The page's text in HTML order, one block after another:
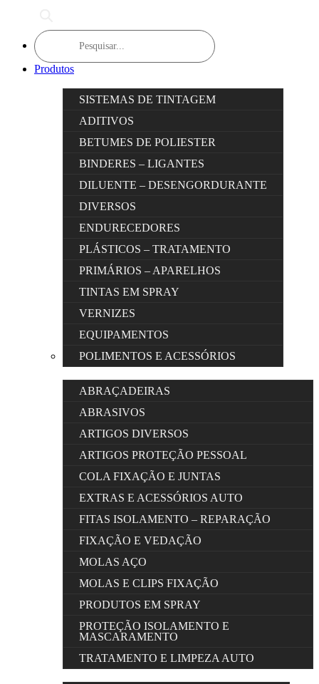
Products
search
Produtos
SISTEMAS DE TINTAGEM
ADITIVOS
BETUMES DE POLIESTER
BINDERES – LIGANTES
DILUENTE – DESENGORDURANTE
DIVERSOS
ENDURECEDORES
PLÁSTICOS – TRATAMENTO
PRIMÁRIOS – APARELHOS
TINTAS EM SPRAY
VERNIZES
EQUIPAMENTOS
POLIMENTOS E ACESSÓRIOS
ABRAÇADEIRAS
ABRASIVOS
ARTIGOS DIVERSOS
ARTIGOS PROTEÇÃO PESSOAL
COLA FIXAÇÃO E JUNTAS
EXTRAS E ACESSÓRIOS AUTO
FITAS ISOLAMENTO – REPARAÇÃO
FIXAÇÃO E VEDAÇÃO
MOLAS AÇO
MOLAS E CLIPS FIXAÇÃO
PRODUTOS EM SPRAY
PROTEÇÃO ISOLAMENTO E
MASCARAMENTO
TRATAMENTO E LIMPEZA AUTO